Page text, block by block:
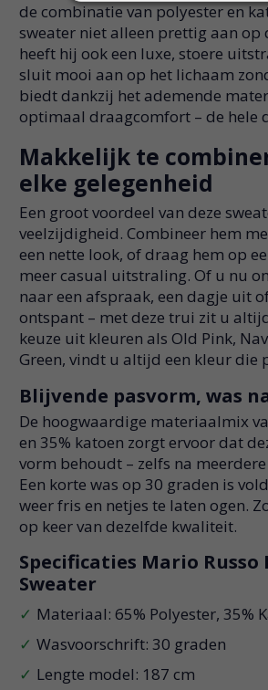
de combinatie van polyester en
sweater niet alleen prettig aan op
heeft hij ook een luxe, stoere
sluit mooi aan op het lichaam
biedt dankzij het ademende
optimaal draagcomfort – de hele
Makkelijk te
elke gelegenheid
Een groot voordeel van deze
veelzijdigheid. Combineer hem
een nette look, of draag hem op
meer casual uitstraling. Of u nu
naar een afspraak, een dagje uit
ontspant – met deze trui zit u
keuze uit kleuren als Old Pink,
Green, vindt u altijd een kleur die
Blijvende pasvorm, was
De hoogwaardige materiaalmix
en 35% katoen zorgt ervoor dat
vorm behoudt – zelfs na
Een korte was op 30 graden is
weer fris en netjes te laten ogen.
op keer van dezelfde kwaliteit.
Specificaties Mario Russo
Sweater
Materiaal: 65% Polyester, 35%
Wasvoorschrift: 30 graden
Lengte model: 187 cm